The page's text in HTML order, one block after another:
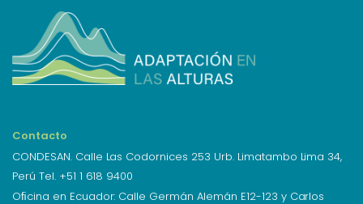
Contacto
CONDESAN. Calle Las Codornices 253 Urb. Limatambo Lima 34,
Perú Tel. +51 1 618 9400
Oﬁcina en Ecuador: Calle Germán Alemán E12-123 y Carlos